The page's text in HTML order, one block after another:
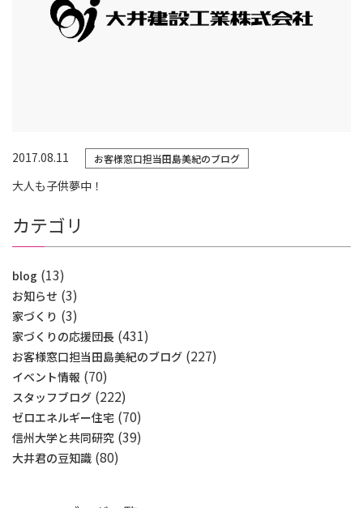
2017.08.11 お客様窓口担当田島美紀のブログ
大人も子供夢中！
カテゴリ
blog (13)
お知らせ (3)
家づくり (3)
家づくりの応援団長 (431)
お客様窓口担当田島美紀のブログ (227)
イベント情報 (70)
スタッフブログ (222)
ゼロエネルギー住宅 (70)
信州大学と共同研究 (39)
大井君の豆知識 (80)